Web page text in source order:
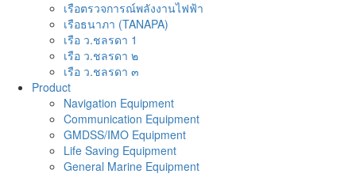
เรือตรวจการณ์พลังงานไฟฟ้า
เรือธนาภา (TANAPA)
เรือ ว.ชลรดา 1
เรือ ว.ชลรดา ๒
เรือ ว.ชลรดา ๓
Product
Navigation Equipment
Communication Equipment
GMDSS/IMO Equipment
Life Saving Equipment
General Marine Equipment